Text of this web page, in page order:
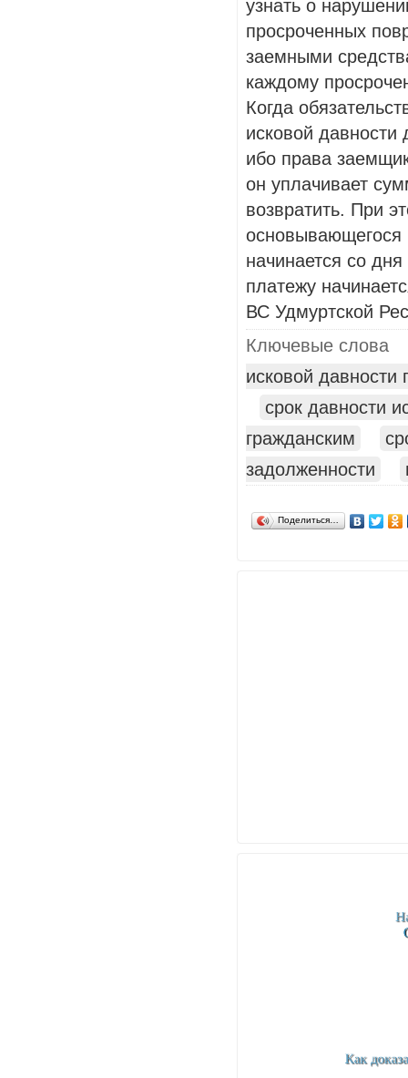
узнать о
просроченных
заемными
каждому
Когда
исковой
ибо права
он уплачивает
возвратить. При
основывающегося
начинается со
платежу
ВС Удмуртской
Ключевые слова
исковой давности
срок давности
гражданским
задолженности
Поделиться…